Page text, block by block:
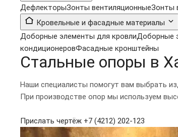
ДефлекторыЗонты вентиляционныеЗонты
Кровельные и фасадные материалы
Доборные элементы для кровлиДоборные
кондиционеровФасадные кронштейны
Стальные опоры в
Наши специалисты помогут вам выбрать
При производстве опор мы используем
Прислать чертёж +7 (4212) 202-123